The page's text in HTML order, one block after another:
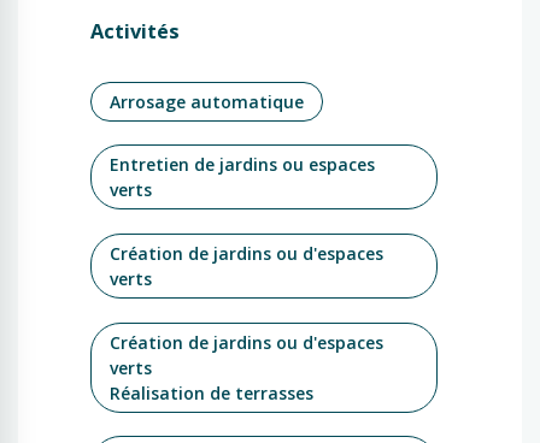
Activités
Arrosage automatique
Entretien de jardins ou espaces
verts
Création de jardins ou d'espaces
verts
Création de jardins ou d'espaces
verts
Réalisation de terrasses